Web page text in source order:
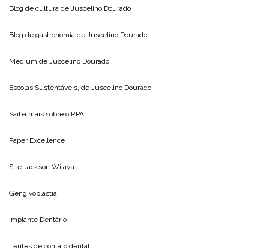
Blog de cultura de Juscelino Dourado
Blog de gastronomia de Juscelino Dourado
Medium de Juscelino Dourado
Escolas Sustentáveis, de Juscelino Dourado
Saiba mais sobre o RPA
Paper Excellence
Site Jackson Wijaya
Gengivoplastia
Implante Dentário
Lentes de contato dental